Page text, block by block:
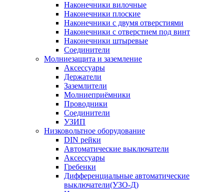
Наконечники вилочные
Наконечники плоские
Наконечники с двумя отверстиями
Наконечники с отверстием под винт
Наконечники штыревые
Соединители
Молниезащита и заземление
Аксессуары
Держатели
Заземлители
Молниеприёмники
Проводники
Соединители
УЗИП
Низковольтное оборудование
DIN рейки
Автоматические выключатели
Аксессуары
Гребенки
Дифференциальные автоматические
выключатели(УЗО-Д)